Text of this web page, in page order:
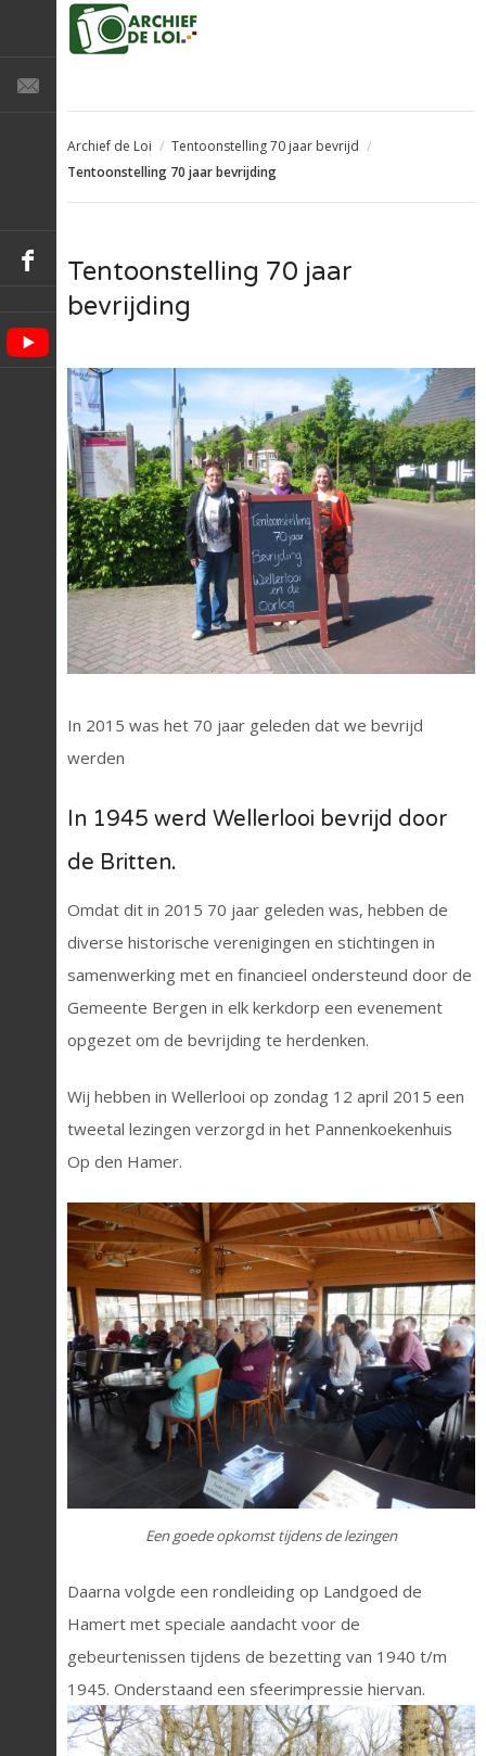
Archief de Loi / Tentoonstelling 70 jaar bevrijd /
Tentoonstelling 70 jaar bevrijding
Tentoonstelling 70 jaar
bevrijding
In 2015 was het 70 jaar geleden dat we bevrijd
werden
In 1945 werd Wellerlooi bevrijd door
de Britten.
Omdat dit in 2015 70 jaar geleden was, hebben de
diverse historische verenigingen en stichtingen in
samenwerking met en financieel ondersteund door de
Gemeente Bergen in elk kerkdorp een evenement
opgezet om de bevrijding te herdenken.
Wij hebben in Wellerlooi op zondag 12 april 2015 een
tweetal lezingen verzorgd in het Pannenkoekenhuis
Op den Hamer.
Een goede opkomst tijdens de lezingen
Daarna volgde een rondleiding op Landgoed de
Hamert met speciale aandacht voor de
gebeurtenissen tijdens de bezetting van 1940 t/m
1945. Onderstaand een sfeerimpressie hiervan.